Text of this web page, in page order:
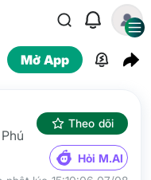
Mở App
Theo dõi
Hỏi M.AI